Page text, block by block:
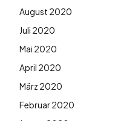
August 2020
Juli 2020
Mai 2020
April 2020
März 2020
Februar 2020